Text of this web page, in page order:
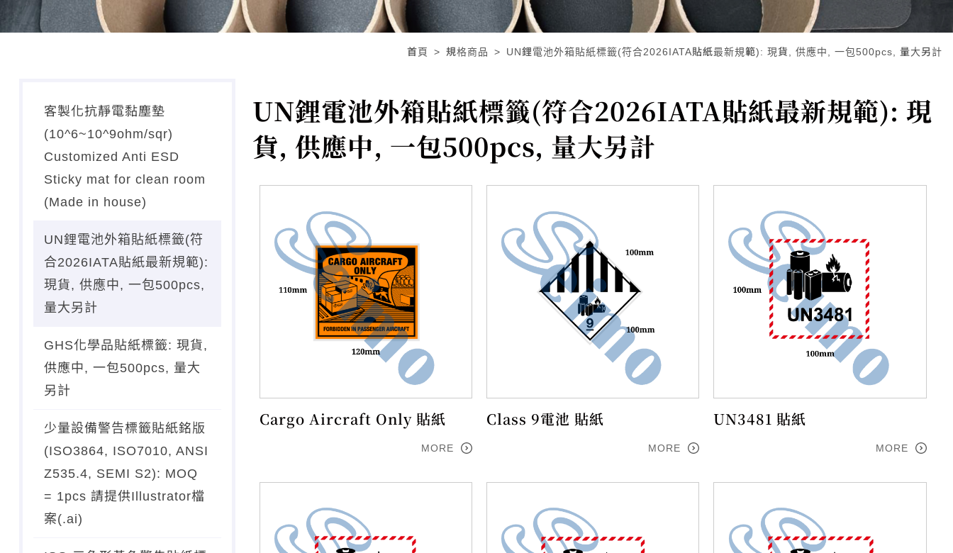
首頁 規格商品 UN鋰電池外箱貼紙標籤(符合2026IATA貼紙最新規範): 現貨, 供應中, 一包500pcs, 量大另計
客製化抗靜電黏塵墊
(10^6~10^9ohm/sqr)
Customized Anti ESD
Sticky mat for clean room
(Made in house)
UN鋰電池外箱貼紙標籤(符
合2026IATA貼紙最新規範):
現貨, 供應中, 一包500pcs,
量大另計
GHS化學品貼紙標籤: 現貨,
供應中, 一包500pcs, 量大
另計
少量設備警告標籤貼紙銘版
(ISO3864, ISO7010, ANSI
Z535.4, SEMI S2): MOQ
= 1pcs 請提供Illustrator檔
案(.ai)
UN鋰電池外箱貼紙標籤(符合2026IATA貼紙最新規範): 現
貨, 供應中, 一包500pcs, 量大另計
Cargo Aircraft Only 貼紙
MORE
Class 9電池 貼紙
MORE
UN3481 貼紙
MORE